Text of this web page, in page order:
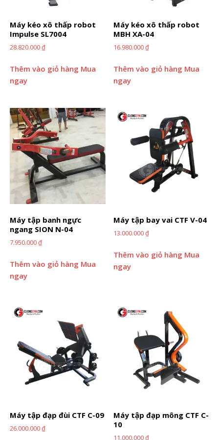
Máy kéo xô thấp robot
Impulse SL7004
28.820.000₫
Thêm vào giỏ hàng Mua
ngay
Máy kéo xô thấp robot
MBH XA-04
16.980.000₫
Thêm vào giỏ hàng Mua
ngay
Máy tập banh ngực
ngang SION N-04
7.950.000₫
Thêm vào giỏ hàng Mua
ngay
Máy tập bay vai CTF V-04
13.000.000₫
Thêm vào giỏ hàng Mua
ngay
Máy tập đạp đùi CTF C-09
26.000.000₫
Máy tập đạp mông CTF C-
10
11.000.000₫